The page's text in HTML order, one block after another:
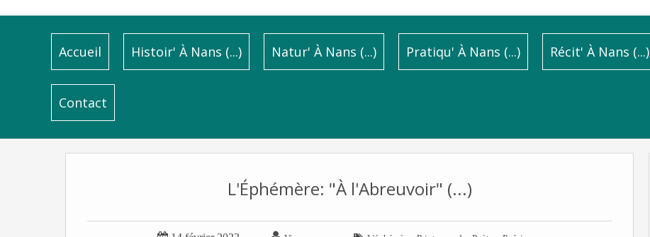
Accueil Histoir' À Nans (...) Natur' À Nans (...) Pratiqu' À Nans (...) Récit' À Nans (...)
Contact
L'Éphémère: "À l'Abreuvoir" (...)